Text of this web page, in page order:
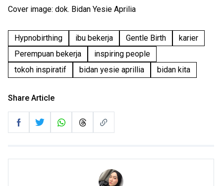
Cover image: dok. Bidan Yesie Aprilia
Hypnobirthing ibu bekerja Gentle Birth
karier
Perempuan bekerja
inspiring people
tokoh inspiratif
bidan yesie aprillia bidan kita
Share Article